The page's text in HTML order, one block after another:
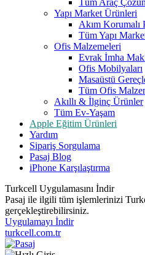
Tüm Araç
Yapı Market Ürünleri
Akım Korumalı
Tüm Yapı
Ofis Malzemeleri
Evrak İmha
Ofis Mobilyaları
Masaüstü
Tüm Ofis
Akıllı & İlginç Ürünler
Tüm Ev-Yaşam
Apple Eğitim Ürünleri
Yardım
Sipariş Sorgulama
Pasaj Blog
iPhone Karşılaştırma
Turkcell Uygulamasını İndir
Pasaj ile ilgili tüm işlemlerinizi
gerçekleştirebilirsiniz.
Uygulamayı İndir
turkcell.com.tr